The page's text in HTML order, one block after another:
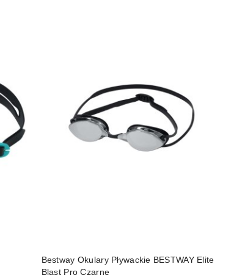
Bestway Okulary Pływackie BESTWAY Elite
Blast Pro Czarne